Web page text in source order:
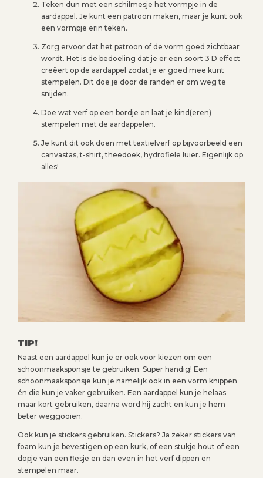
Teken dun met een schilmesje het vormpje in de
aardappel. Je kunt een patroon maken, maar je kunt ook
een vormpje erin teken.
Zorg ervoor dat het patroon of de vorm goed zichtbaar
wordt. Het is de bedoeling dat je er een soort 3 D effect
creëert op de aardappel zodat je er goed mee kunt
stempelen. Dit doe je door de randen er om weg te
snijden.
Doe wat verf op een bordje en laat je kind(eren)
stempelen met de aardappelen.
Je kunt dit ook doen met textielverf op bijvoorbeeld een
canvastas, t-shirt, theedoek, hydrofiele luier. Eigenlijk op
alles!
TIP!
Naast een aardappel kun je er ook voor kiezen om een
schoonmaaksponsje te gebruiken. Super handig! Een
schoonmaaksponsje kun je namelijk ook in een vorm knippen
én die kun je vaker gebruiken. Een aardappel kun je helaas
maar kort gebruiken, daarna word hij zacht en kun je hem
beter weggooien.
Ook kun je stickers gebruiken. Stickers? Ja zeker stickers van
foam kun je bevestigen op een kurk, of een stukje hout of een
dopje van een flesje en dan even in het verf dippen en
stempelen maar.